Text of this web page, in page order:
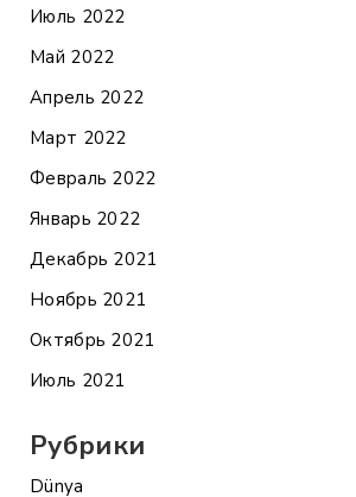
Июль 2022
Май 2022
Апрель 2022
Март 2022
Февраль 2022
Январь 2022
Декабрь 2021
Ноябрь 2021
Октябрь 2021
Июль 2021
Рубрики
Dünya